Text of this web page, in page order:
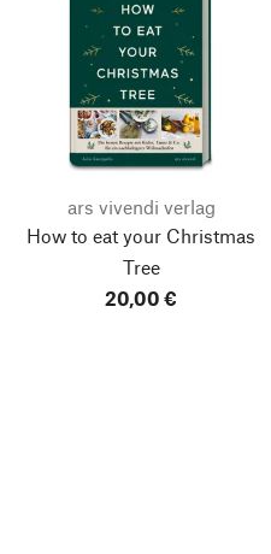
ars vivendi verlag
How to eat your Christmas
Tree
20,00 €